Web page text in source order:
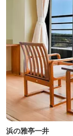
浜の雅亭一井